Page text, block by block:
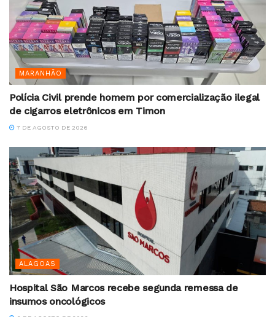
MARANHÃO
Polícia Civil prende homem por comercialização ilegal
de cigarros eletrônicos em Timon
7 DE AGOSTO DE 2026
ALAGOAS
Hospital São Marcos recebe segunda remessa de
insumos oncológicos